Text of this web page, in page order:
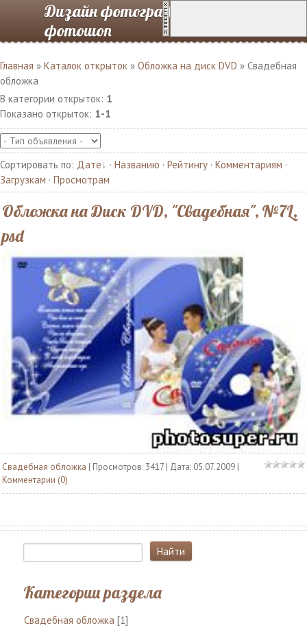
Дизайн фотографий в
фотошоп
Главная » Каталок открыток » Обложка на диск DVD » Свадебная
обложка
В категории открыток: 1
Показано открыток: 1-1
Сортировать по: Дате · Названию · Рейтингу · Комментариям ·
Загрузкам · Просмотрам
Обложка на Диск DVD, "Свадебная", №7L,
psd
Свадебная обложка | Просмотров: 3417 | Дата: 05.07.2009 |
Комментарии (0)
Категории раздела
Свадебная обложка [1]